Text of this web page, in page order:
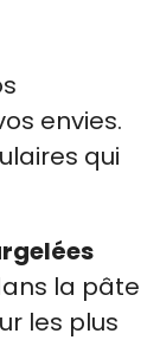
envies.
qui
la pâte
les plus